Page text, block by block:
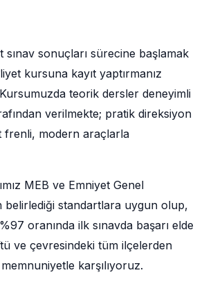
sonuçları sürecine başlamak
kursuna kayıt yaptırmanız
teorik dersler deneyimli
verilmekte; pratik direksiyon
frenli, modern araçlarla
MEB ve Emniyet Genel
standartlara uygun olup,
oranında ilk sınavda başarı elde
ve çevresindeki tüm ilçelerden
karşılıyoruz.